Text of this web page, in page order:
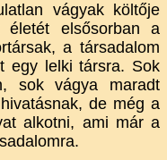
vágyak költője
életét elsősorban a
a társadalom
egy lelki társra. Sok
sok vágya maradt
de még a
alkotni, ami már a